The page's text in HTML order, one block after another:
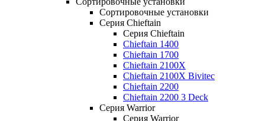
Сортировочные установки
Серия Chieftain
Серия Chieftain
Chieftain 1400
Chieftain 1700
Chieftain 2100X
Chieftain 2100X Bivitec
Chieftain 2200
Chieftain 2200 3 Deck
Серия Warrior
Серия Warrior